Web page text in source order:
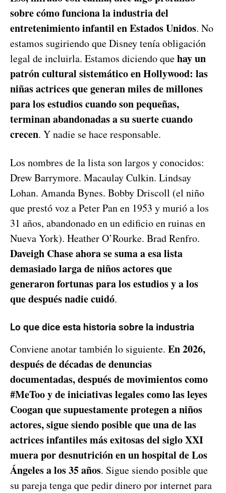
sobre cómo funciona la industria del
entretenimiento infantil en Estados Unidos. No
estamos sugiriendo que Disney tenía obligación
legal de incluirla. Estamos diciendo quehay un
patrón cultural sistemático en Hollywood: las
niñas actrices que generan miles de millones
para los estudios cuando son pequeñas,
terminan abandonadas a su suerte cuando
crecen. Y nadie se hace responsable.
Los nombres de la lista son largos y conocidos:
Drew Barrymore. Macaulay Culkin. Lindsay
Lohan. Amanda Bynes. Bobby Driscoll (el niño
que prestó voz a Peter Pan en 1953 y murió a los
31 años, abandonado en un edificio en ruinas en
Nueva York). Heather O’Rourke. Brad Renfro.
Daveigh Chase ahora se suma a esa lista
demasiado larga de niños actores que
generaron fortunas para los estudios y a los
que después nadie cuidó.
Lo que dice esta historia sobre la industria
Conviene anotar también lo siguiente. En 2026,
después de décadas de denuncias
documentadas, después de movimientos como
#MeToo y de iniciativas legales como las leyes
Coogan que supuestamente protegen a niños
actores, sigue siendo posible que una de las
actrices infantiles más exitosas del siglo XXI
muera por desnutrición en un hospital de Los
Ángeles a los 35 años. Sigue siendo posible que
su pareja tenga que pedir dinero por internet para